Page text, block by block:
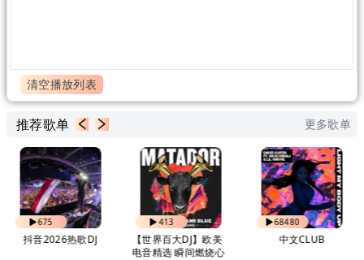
清空播放列表
推荐歌单 更多歌单
675
抖音2026热歌DJ
413
【世界百大DJ】欧美
电音精选 瞬间燃烧心
68480
中文CLUB